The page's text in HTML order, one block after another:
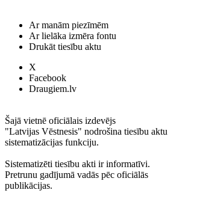
Ar manām piezīmēm
Ar lielāka izmēra fontu
Drukāt tiesību aktu
X
Facebook
Draugiem.lv
Šajā vietnē oficiālais izdevējs
"Latvijas Vēstnesis" nodrošina tiesību aktu
sistematizācijas funkciju.
Sistematizēti tiesību akti ir informatīvi.
Pretrunu gadījumā vadās pēc oficiālās
publikācijas.